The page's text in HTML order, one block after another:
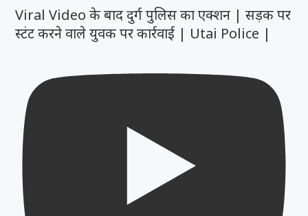
Viral Video के बाद दुर्ग पुलिस का एक्शन | सड़क पर
स्टंट करने वाले युवक पर कार्रवाई | Utai Police |